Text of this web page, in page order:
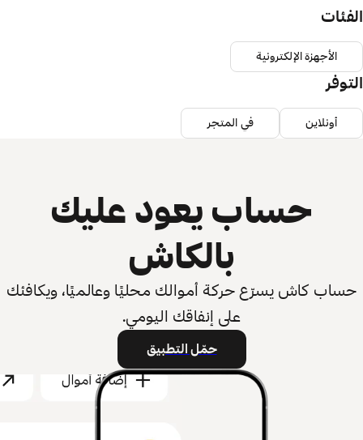
الفئات
الأجهزة الإلكترونية
التوفر
أونلاين في المتجر
حساب يعود عليك
بالكاش
حساب كاش يسرّع حركة أموالك محليًا وعالميًا، ويكافئك
على إنفاقك اليومي.
حمّل التطبيق